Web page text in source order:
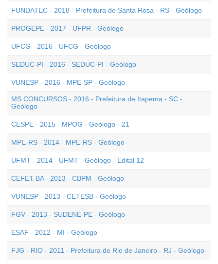
FUNDATEC - 2018 - Prefeitura de Santa Rosa - RS - Geólogo
PROGEPE - 2017 - UFPR - Geólogo
UFCG - 2016 - UFCG - Geólogo
SEDUC-PI - 2016 - SEDUC-PI - Geólogo
VUNESP - 2016 - MPE-SP - Geólogo
MS CONCURSOS - 2016 - Prefeitura de Itapema - SC -
Geólogo
CESPE - 2015 - MPOG - Geólogo - 21
MPE-RS - 2014 - MPE-RS - Geólogo
UFMT - 2014 - UFMT - Geólogo - Edital 12
CEFET-BA - 2013 - CBPM - Geólogo
VUNESP - 2013 - CETESB - Geólogo
FGV - 2013 - SUDENE-PE - Geólogo
ESAF - 2012 - MI - Geólogo
FJG - RIO - 2011 - Prefeitura de Rio de Janeiro - RJ - Geólogo